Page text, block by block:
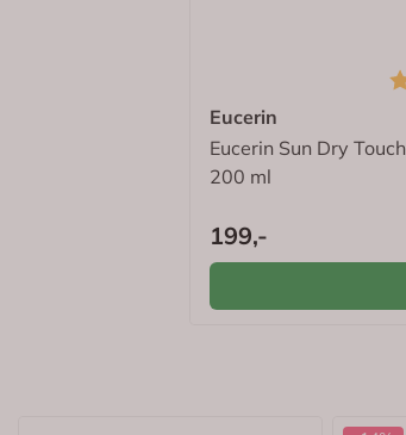
Eucerin
Eucerin Sun Dry
200 ml
199,-